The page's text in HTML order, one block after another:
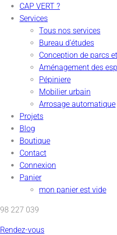
CAP VERT ?
Services
Tous nos services
Bureau d’études
Conception de parcs
Aménagement des
Pépiniere
Mobilier urbain
Arrosage automatique
Projets
Blog
Boutique
Contact
Connexion
Panier
mon panier est vide
98 227 039
Rendez-vous